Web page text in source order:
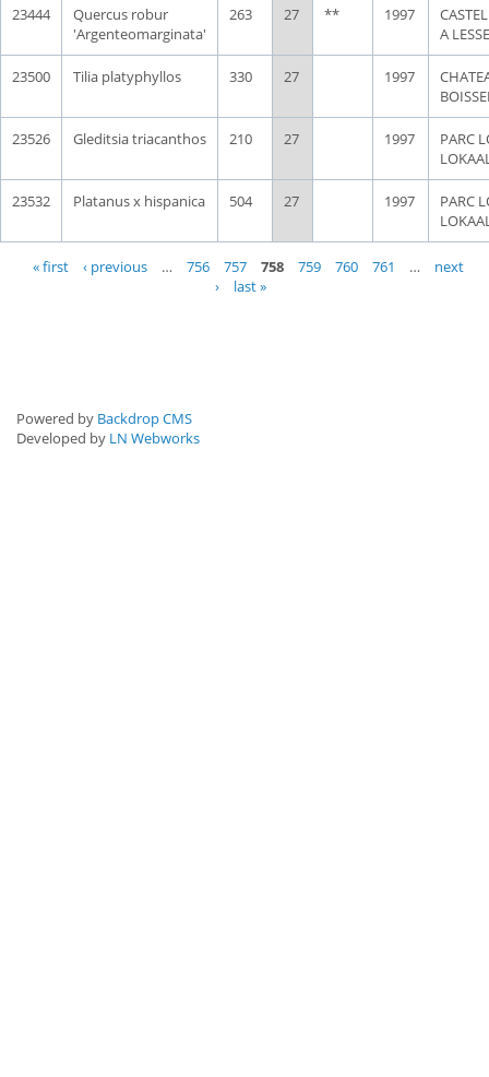
23444
Quercus robur
'Argenteomarginata'
263 27 ** 1997
A LESSE
23500 Tilia platyphyllos 330 27 1997
23526 Gleditsia triacanthos 210 27 1997
PARC
23532 Platanus x hispanica 504 27 1997
PARC
Pages
« first ‹ previous … 756 757 758 759 760 761 …
next
›
last »
Powered by Backdrop CMS
Developed by LN Webworks